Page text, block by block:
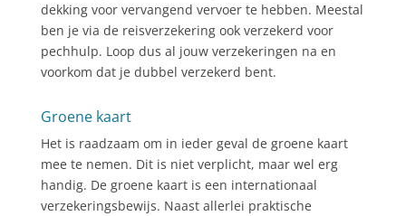
dekking voor vervangend vervoer te hebben. Meestal
ben je via de reisverzekering ook verzekerd voor
pechhulp. Loop dus al jouw verzekeringen na en
voorkom dat je dubbel verzekerd bent.
Groene kaart
Het is raadzaam om in ieder geval de groene kaart
mee te nemen. Dit is niet verplicht, maar wel erg
handig. De groene kaart is een internationaal
verzekeringsbewijs. Naast allerlei praktische